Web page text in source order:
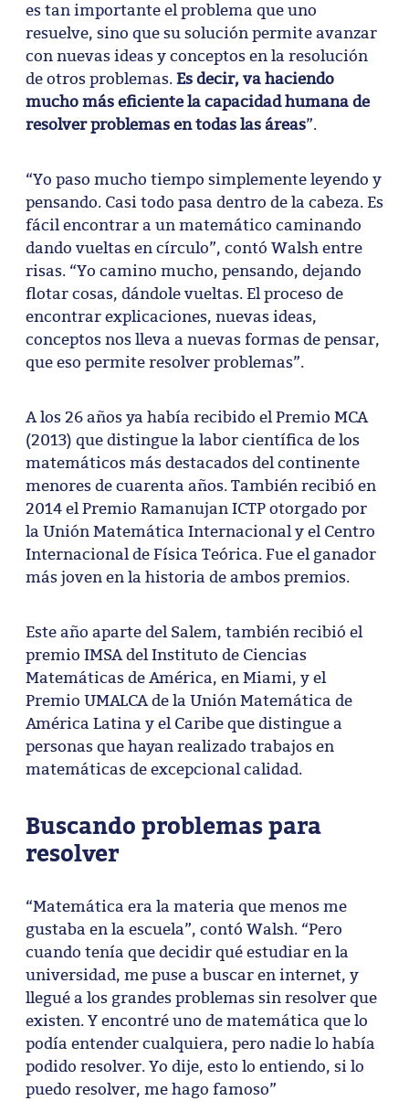
es tan importante el problema que uno
resuelve, sino que su solución permite avanzar
con nuevas ideas y conceptos en la resolución
de otros problemas.Es decir, va haciendo
mucho más eficiente la capacidad humana de
resolver problemas en todas las áreas”.
“Yo paso mucho tiempo simplemente leyendo y
pensando. Casi todo pasa dentro de la cabeza. Es
fácil encontrar a un matemático caminando
dando vueltas en círculo”, contó Walsh entre
risas. “Yo camino mucho, pensando, dejando
flotar cosas, dándole vueltas. El proceso de
encontrar explicaciones, nuevas ideas,
conceptos nos lleva a nuevas formas de pensar,
que eso permite resolver problemas”.
A los 26 años ya había recibido el Premio MCA
(2013) que distingue la labor científica de los
matemáticos más destacados del continente
menores de cuarenta años. También recibió en
2014 el Premio Ramanujan ICTP otorgado por
la Unión Matemática Internacional y el Centro
Internacional de Física Teórica. Fue el ganador
más joven en la historia de ambos premios.
Este año aparte del Salem, también recibió el
premio IMSA del Instituto de Ciencias
Matemáticas de América, en Miami, y el
Premio UMALCA de la Unión Matemática de
América Latina y el Caribe que distingue a
personas que hayan realizado trabajos en
matemáticas de excepcional calidad.
Buscando problemas para
resolver
“Matemática era la materia que menos me
gustaba en la escuela”, contó Walsh. “Pero
cuando tenía que decidir qué estudiar en la
universidad, me puse a buscar en internet, y
llegué a los grandes problemas sin resolver que
existen. Y encontré uno de matemática que lo
podía entender cualquiera, pero nadie lo había
podido resolver. Yo dije, esto lo entiendo, si lo
puedo resolver, me hago famoso”